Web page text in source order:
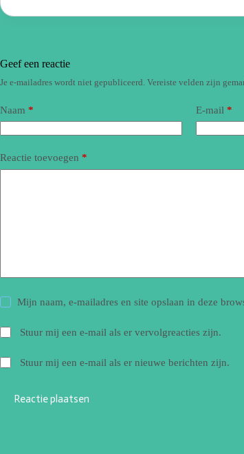
Geef een reactie
Je e-mailadres wordt niet gepubliceerd. Vereiste velden zijn
Naam * E-mail *
Reactie toevoegen *
Mijn naam, e-mailadres en site opslaan in deze
Stuur mij een e-mail als er vervolgreacties zijn.
Stuur mij een e-mail als er nieuwe berichten zijn.
Reactie plaatsen